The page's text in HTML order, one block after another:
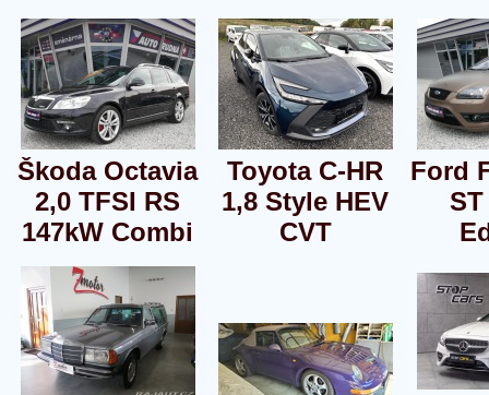
Škoda Octavia
2,0 TFSI RS
147kW Combi
Toyota C-HR
1,8 Style HEV
CVT
Ford